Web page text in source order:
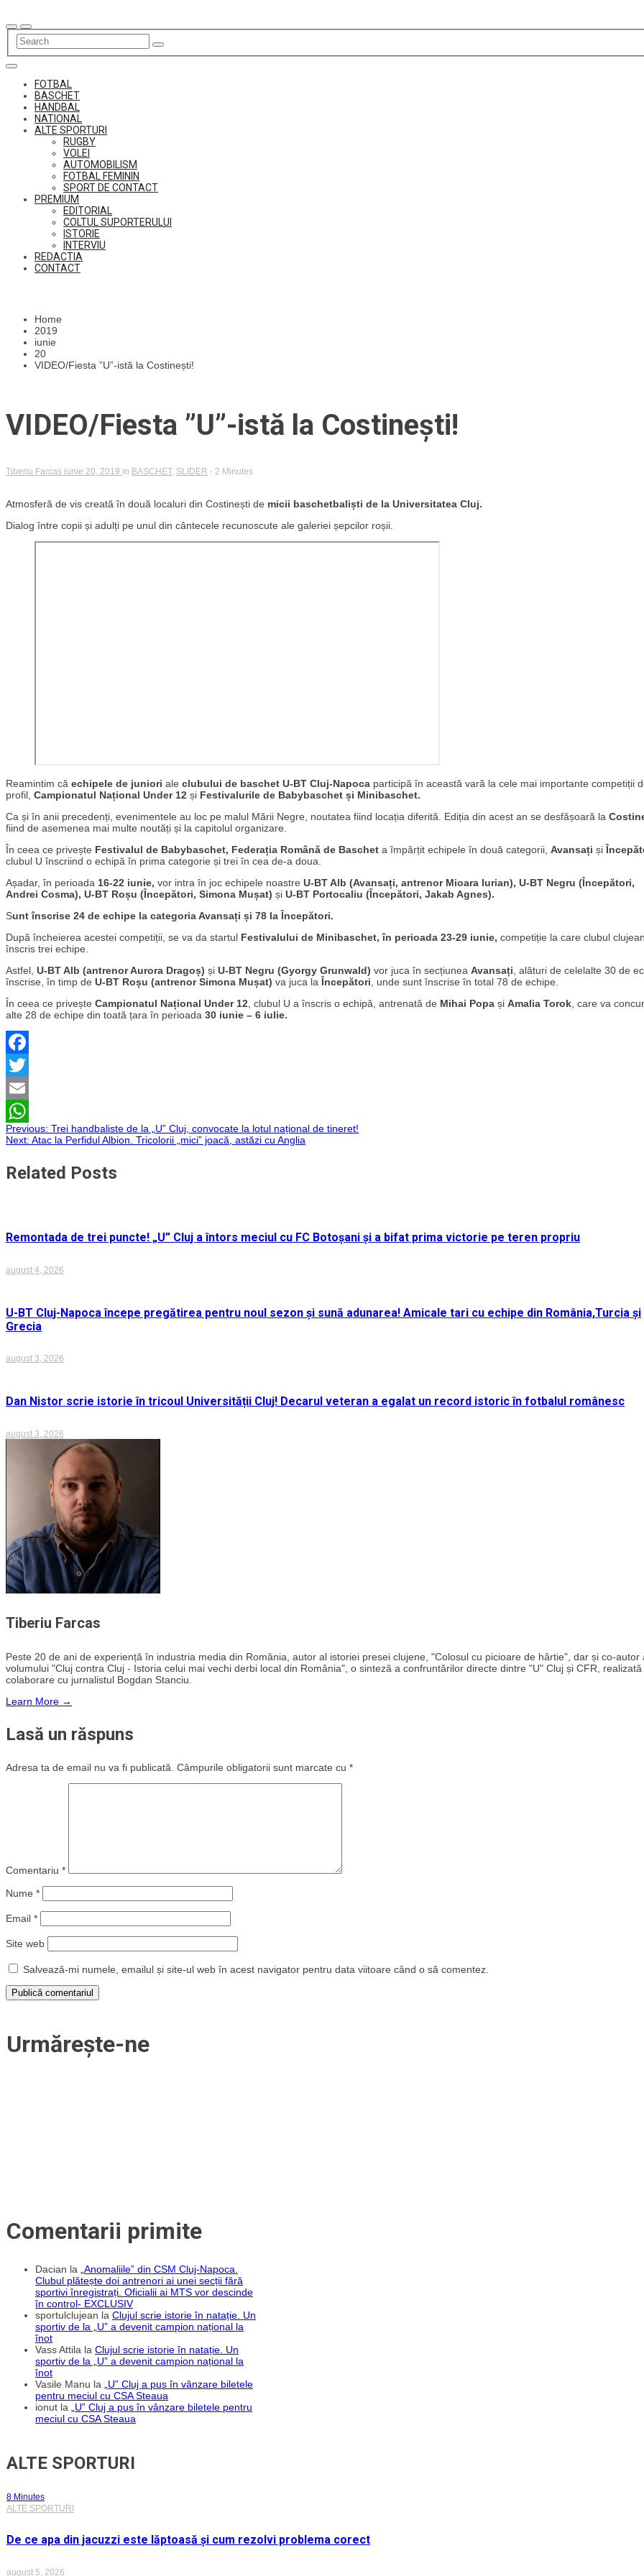
to
content
FOTBAL
BASCHET
HANDBAL
NATIONAL
ALTE SPORTURI
RUGBY
VOLEI
AUTOMOBILISM
FOTBAL FEMININ
SPORT DE CONTACT
PREMIUM
EDITORIAL
COLTUL SUPORTERULUI
ISTORIE
INTERVIU
REDACTIA
CONTACT
Home
2019
iunie
20
VIDEO/Fiesta ”U”-istă la Costinești!
VIDEO/Fiesta ”U”-istă la Costinești!
Tiberiu Farcas iunie 20, 2019 in BASCHET, SLIDER - 2 Minutes
Atmosferă de vis creată în două localuri din Costinești de micii baschetbaliști de la Universitatea Cluj.
Dialog între copii și adulți pe unul din cântecele recunoscute ale galeriei șepcilor roșii.
Reamintim că echipele de juniori ale clubului de baschet U-BT Cluj-Napoca participă în această vară la cele mai importante competiții
profil, Campionatul Național Under 12 și Festivalurile de Babybaschet și Minibaschet.
Ca și în anii precedenți, evenimentele au loc pe malul Mării Negre, noutatea fiind locația diferită. Ediția din acest an se desfășoară la
fiind de asemenea mai multe noutăți și la capitolul organizare.
În ceea ce privește Festivalul de Babybaschet, Federația Română de Baschet a împărțit echipele în două categorii, Avansați și
clubul U înscriind o echipă în prima categorie și trei în cea de-a doua.
Așadar, în perioada 16-22 iunie, vor intra în joc echipele noastre U-BT Alb (Avansați, antrenor Mioara Iurian), U-BT Negru (Începători,
Andrei Cosma), U-BT Roșu (Începători, Simona Mușat) și U-BT Portocaliu (Începători, Jakab Agnes).
Sunt înscrise 24 de echipe la categoria Avansați și 78 la Începători.
După încheierea acestei competiții, se va da startul Festivalului de Minibaschet, în perioada 23-29 iunie, competiție la care clubul
înscris trei echipe.
Astfel, U-BT Alb (antrenor Aurora Dragoș) și U-BT Negru (Gyorgy Grunwald) vor juca în secțiunea Avansați , alături de celelalte 30 de
înscrise, în timp de U-BT Roșu (antrenor Simona Mușat) va juca laÎncepători , unde sunt înscrise în total 78 de echipe.
În ceea ce privește Campionatul Național Under 12 , clubul U a înscris o echipă, antrenată de Mihai Popa și Amalia Torok , care va
alte 28 de echipe din toată țara în perioada 30 iunie – 6 iulie.
Facebook
Twitter
Email
WhatsApp
Navigare
în
Previous: Trei handbaliste de la „U” Cluj, convocate la lotul național de tineret!
Next: Atac la Perfidul Albion. Tricolorii „mici” joacă, astăzi cu Anglia
Related Posts
Remontada de trei puncte! „U” Cluj a întors meciul cu FC Botoșani și a bifat prima victorie pe teren propriu
august 4, 2026
U-BT Cluj-Napoca începe pregătirea pentru noul sezon și sună adunarea! Amicale tari cu echipe din România,Turcia și
Grecia
august 3, 2026
Dan Nistor scrie istorie în tricoul Universității Cluj! Decarul veteran a egalat un record istoric în fotbalul românesc
august 3, 2026
Tiberiu Farcas
Peste 20 de ani de experiență în industria media din România, autor al istoriei presei clujene, "Colosul cu picioare de hârtie", dar și co-autor
volumului "Cluj contra Cluj - Istoria celui mai vechi derbi local din România", o sinteză a confruntărilor directe dintre "U" Cluj și CFR, realizată
colaborare cu jurnalistul Bogdan Stanciu.
Learn More →
Lasă un răspuns
Adresa ta de email nu va fi publicată. Câmpurile obligatorii sunt marcate cu *
Comentariu *
Nume *
Email *
Site web
Salvează-mi numele, emailul și site-ul web în acest navigator pentru data viitoare când o să comentez.
Urmărește-ne
Comentarii primite
Dacian la „Anomaliile” din CSM Cluj-Napoca.
Clubul plătește doi antrenori ai unei secții fără
sportivi înregistrați. Oficialii ai MTS vor descinde
în control- EXCLUSIV
sportulclujean la Clujul scrie istorie în natație. Un
sportiv de la „U” a devenit campion național la
înot
Vass Attila la Clujul scrie istorie în natație. Un
sportiv de la „U” a devenit campion național la
înot
Vasile Manu la „U” Cluj a pus în vânzare biletele
pentru meciul cu CSA Steaua
ionut la „U” Cluj a pus în vânzare biletele pentru
meciul cu CSA Steaua
ALTE SPORTURI
8 Minutes
ALTE SPORTURI
De ce apa din jacuzzi este lăptoasă și cum rezolvi problema corect
august 5, 2026